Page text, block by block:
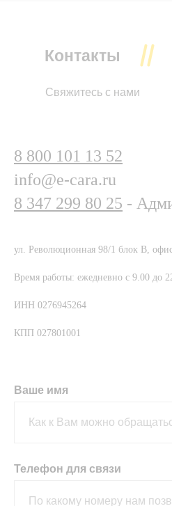
Контакты
Свяжитесь с нами
8 800 101 13 52
info@e-cara.ru
8 347 299 80 25 -
ул. Революционная 98/1 блок В,
Время работы: ежедневно с 9.00 до
ИНН 0276945264
КПП 027801001
Ваше имя
Телефон для связи